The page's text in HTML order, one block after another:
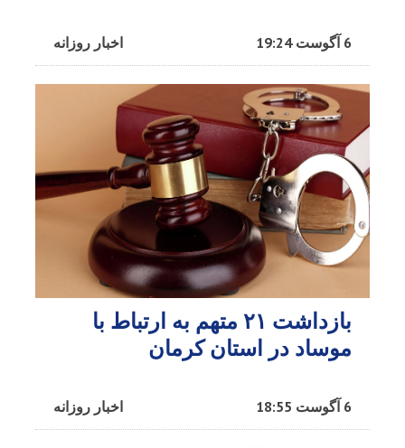
اخبار روزانه 6 آگوست 19:24
بازداشت ۲۱ متهم به ارتباط با
موساد در استان کرمان
اخبار روزانه 6 آگوست 18:55